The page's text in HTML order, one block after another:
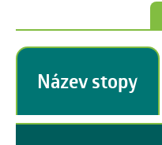
Název stopy